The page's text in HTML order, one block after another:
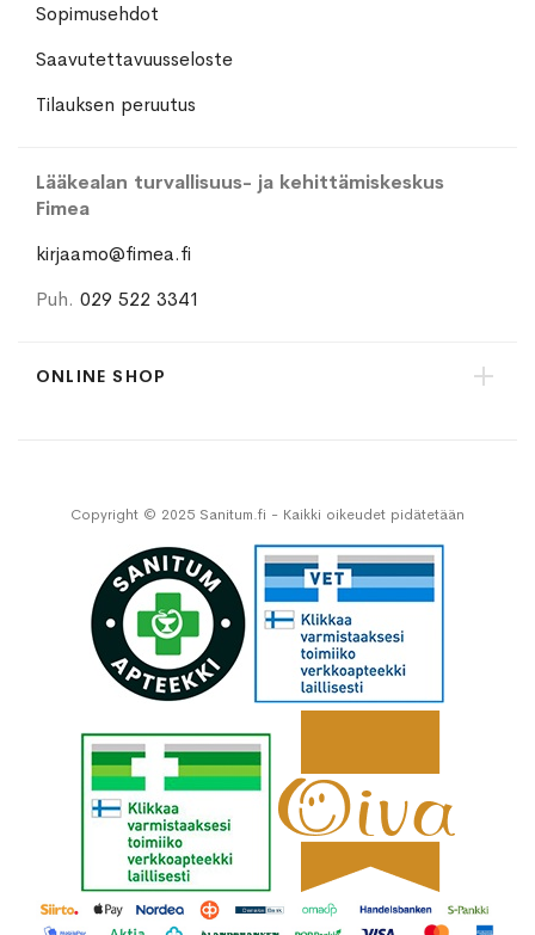
Sopimusehdot
Saavutettavuusseloste
Tilauksen peruutus
Lääkealan turvallisuus- ja kehittämiskeskus
Fimea
kirjaamo@fimea.fi
Puh. 029 522 3341
ONLINE SHOP
Copyright © 2025 Sanitum.fi - Kaikki oikeudet pidätetään